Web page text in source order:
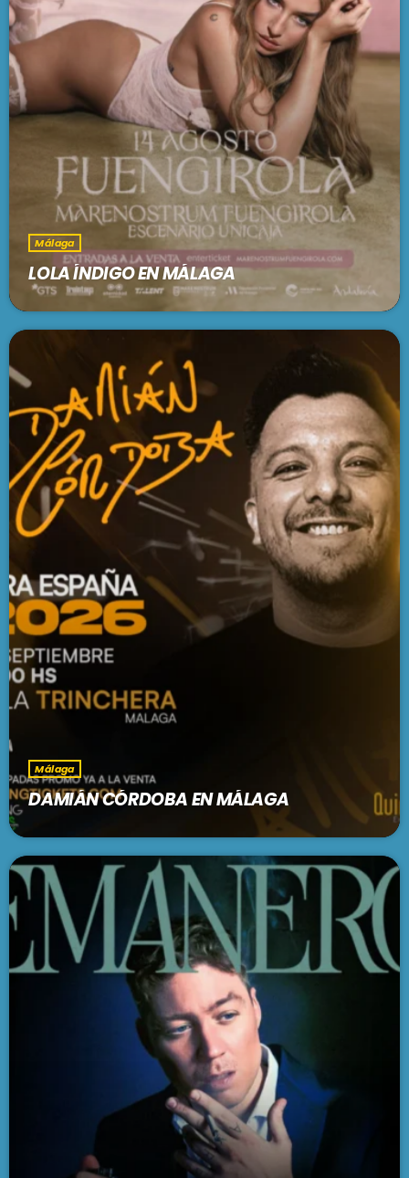
Málaga
LOLA ÍNDIGO EN MÁLAGA
Málaga
DAMIÁN CÓRDOBA EN MÁLAGA